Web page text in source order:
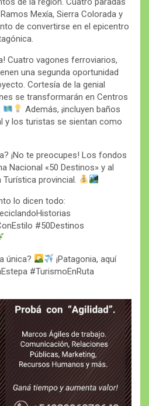
Mexía, Sierra Colorada y
de convertirse en el epicentro
Cuatro vagones ferroviarios,
una segunda oportunidad
Cortesía de la genial
se transformarán en Centros
Además, ¡incluyen baños
y los turistas se sientan como
¡No te preocupes! Los fondos
Nacional «50 Destinos» y al
provincial.
lo dicen todo:
#50Destinos
única?
¡Patagonia, aquí
#TurismoEnRuta